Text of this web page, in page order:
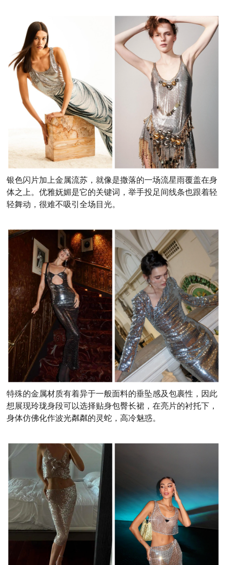
银色闪片加上金属流苏，就像是撒落的一场流星雨覆盖在身
体之上。优雅妩媚是它的关键词，举手投足间线条也跟着轻
轻舞动，很难不吸引全场目光。
特殊的金属材质有着异于一般面料的垂坠感及包裹性，因此
想展现玲珑身段可以选择贴身包臀长裙，在亮片的衬托下，
身体仿佛化作波光粼粼的灵蛇，高冷魅惑。